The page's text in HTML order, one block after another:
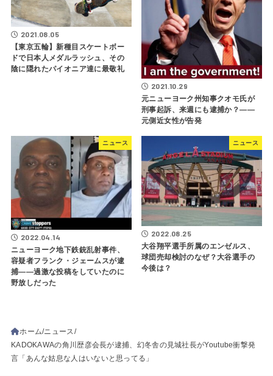
2021.08.05
【東京五輪】新種目スケートボー
ドで日本人メダルラッシュ、その
陰に隠れたパイオニア達に最敬礼
2021.10.29
元ニューヨーク州知事クオモ氏が
刑事起訴、来週にも逮捕か？――
元側近女性が告発
ニュース
2022.04.14
ニューヨーク地下鉄銃乱射事件、
容疑者フランク・ジェームスが逮
捕――過激な投稿をしていたのに
野放しだった
ニュース
2022.08.25
大谷翔平選手所属のエンゼルス、
球団売却検討のなぜ？大谷選手の
今後は？
ホーム ニュース
KADOKAWAの角川歴彦会長が逮捕、幻冬舎の見城社長がYoutube衝撃発
言「あんな姑息な人はいないと思ってる」